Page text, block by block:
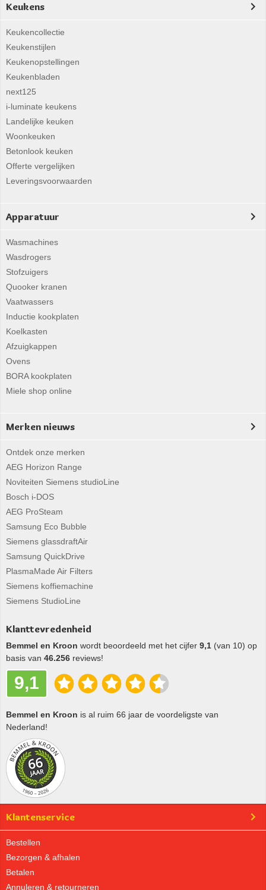
Keukens
Keukencollectie
Keukenstijlen
Keukenopstellingen
Keukenbladen
next125
i-luminate keukens
Landelijke keuken
Woonkeuken
Betonlook keuken
Offerte vergelijken
Leveringsvoorwaarden
Apparatuur
Wasmachines
Wasdrogers
Stofzuigers
Quooker kranen
Vaatwassers
Inductie kookplaten
Koelkasten
Afzuigkappen
Ovens
BORA kookplaten
Miele shop online
Merken nieuws
Ontdek onze merken
AEG Horizon Range
Noviteiten Siemens studioLine
Bosch i-DOS
AEG ProSteam
Samsung Eco Bubble
Siemens glassdraftAir
Samsung QuickDrive
PlasmaMade Air Filters
Siemens koffiemachine
Siemens StudioLine
Klanttevredenheid
Bemmel en Kroon wordt beoordeeld met het cijfer 9,1 (van 10) op
basis van 46.256 reviews!
9,1
Bemmel en Kroon is al ruim 66 jaar de voordeligste van
Nederland!
Klantenservice
Bestellen
Bezorgen & afhalen
Betalen
Annuleren & retourneren